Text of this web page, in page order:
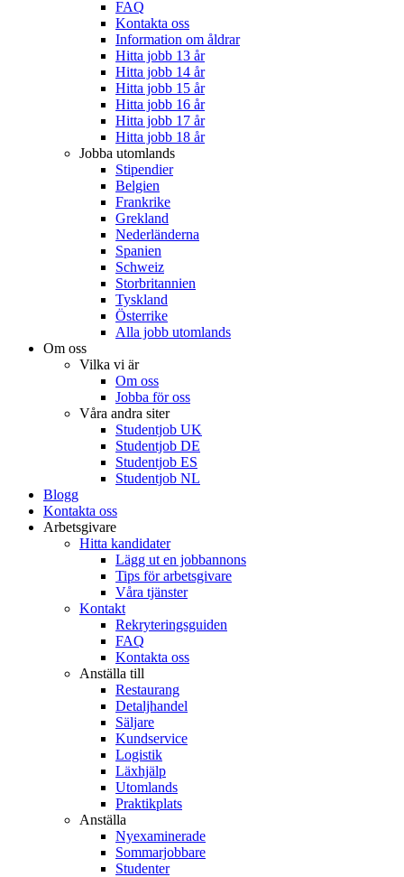
FAQ
Kontakta oss
Information om åldrar
Hitta jobb 13 år
Hitta jobb 14 år
Hitta jobb 15 år
Hitta jobb 16 år
Hitta jobb 17 år
Hitta jobb 18 år
Jobba utomlands
Stipendier
Belgien
Frankrike
Grekland
Nederländerna
Spanien
Schweiz
Storbritannien
Tyskland
Österrike
Alla jobb utomlands
Om oss
Vilka vi är
Om oss
Jobba för oss
Våra andra siter
Studentjob UK
Studentjob DE
Studentjob ES
Studentjob NL
Blogg
Kontakta oss
Arbetsgivare
Hitta kandidater
Lägg ut en jobbannons
Tips för arbetsgivare
Våra tjänster
Kontakt
Rekryteringsguiden
FAQ
Kontakta oss
Anställa till
Restaurang
Detaljhandel
Säljare
Kundservice
Logistik
Läxhjälp
Utomlands
Praktikplats
Anställa
Nyexaminerade
Sommarjobbare
Studenter